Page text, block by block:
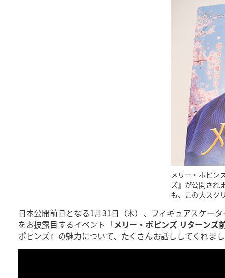
メリー・ポピン
ズ』が公開され
も、この大スク
日本公開前日となる1月31日（木）、フィギュアスケータ
をお披露目するイベント「メリー・ポピンズ リターンズ
ポピンズ』の魅力について、たくさんお話ししてくれまし